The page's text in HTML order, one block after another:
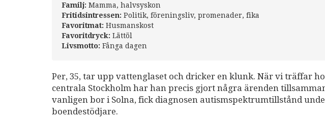
Familj: Mamma, halvsyskon
Fritidsintressen: Politik, föreningsliv, promenader, fika
Favoritmat: Husmanskost
Favoritdryck: Lättöl
Livsmotto: Fånga dagen
Per, 35, tar upp vattenglaset och dricker en klunk. När vi träffar
centrala Stockholm har han precis gjort några ärenden
vanligen bor i Solna, fick diagnosen autismspektrumtillstånd
boendestödjare.